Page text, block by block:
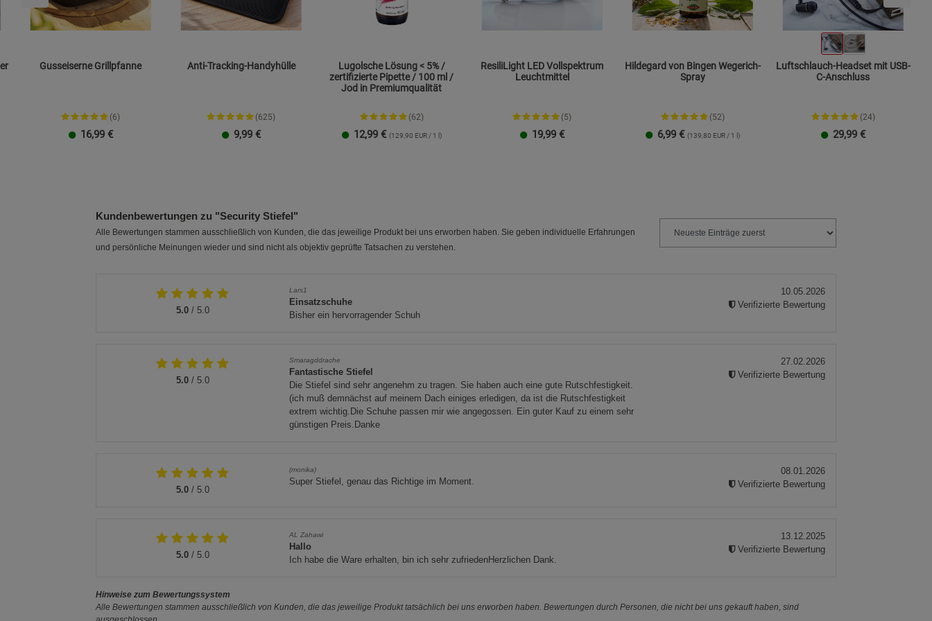
Gusseiserne Grillpfanne
(6)
16,99 €
Anti-Tracking-Handyhülle
(625)
9,99 €
Lugolsche Lösung < 5% /
zertifizierte Pipette / 100 ml /
Jod in Premiumqualität
(62)
12,99 € (129,90 EUR / 1 l)
ResiliLight LED Vollspektrum
Leuchtmittel
(5)
19,99 €
Hildegard von Bingen Wegerich-
Spray
(52)
6,99 € (139,80 EUR / 1 l)
Luftschlauch-Headset mit USB-
C-Anschluss
(24)
29,99 €
Kundenbewertungen zu "Security Stiefel"
Alle Bewertungen stammen ausschließlich von Kunden, die das jeweilige Produkt bei uns erworben haben. Sie geben individuelle Erfahrungen
und persönliche Meinungen wieder und sind nicht als objektiv geprüfte Tatsachen zu verstehen.
5.0/ 5.0
Lars1
Einsatzschuhe
Bisher ein hervorragender Schuh
10.05.2026
Verifizierte Bewertung
5.0/ 5.0
Smaragddrache
Fantastische Stiefel
Die Stiefel sind sehr angenehm zu tragen. Sie haben auch eine gute Rutschfestigkeit.
(ich muß demnächst auf meinem Dach einiges erledigen, da ist die Rutschfestigkeit
extrem wichtig.Die Schuhe passen mir wie angegossen. Ein guter Kauf zu einem sehr
günstigen Preis.Danke
27.02.2026
Verifizierte Bewertung
5.0/ 5.0
(monika)
Super Stiefel, genau das Richtige im Moment.
08.01.2026
Verifizierte Bewertung
5.0/ 5.0
AL Zahawi
Hallo
Ich habe die Ware erhalten, bin ich sehr zufriedenHerzlichen Dank.
13.12.2025
Verifizierte Bewertung
Hinweise zum Bewertungssystem
Alle Bewertungen stammen ausschließlich von Kunden, die das jeweilige Produkt tatsächlich bei uns erworben haben. Bewertungen durch Personen, die nicht bei uns gekauft haben, sind